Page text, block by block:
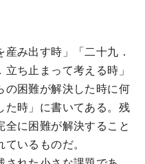
み出す時」「二十九．
ち止まって考える時」
の困難が解決した時に何
た時」に書いてある。残
に困難が解決すること
いるものだ。